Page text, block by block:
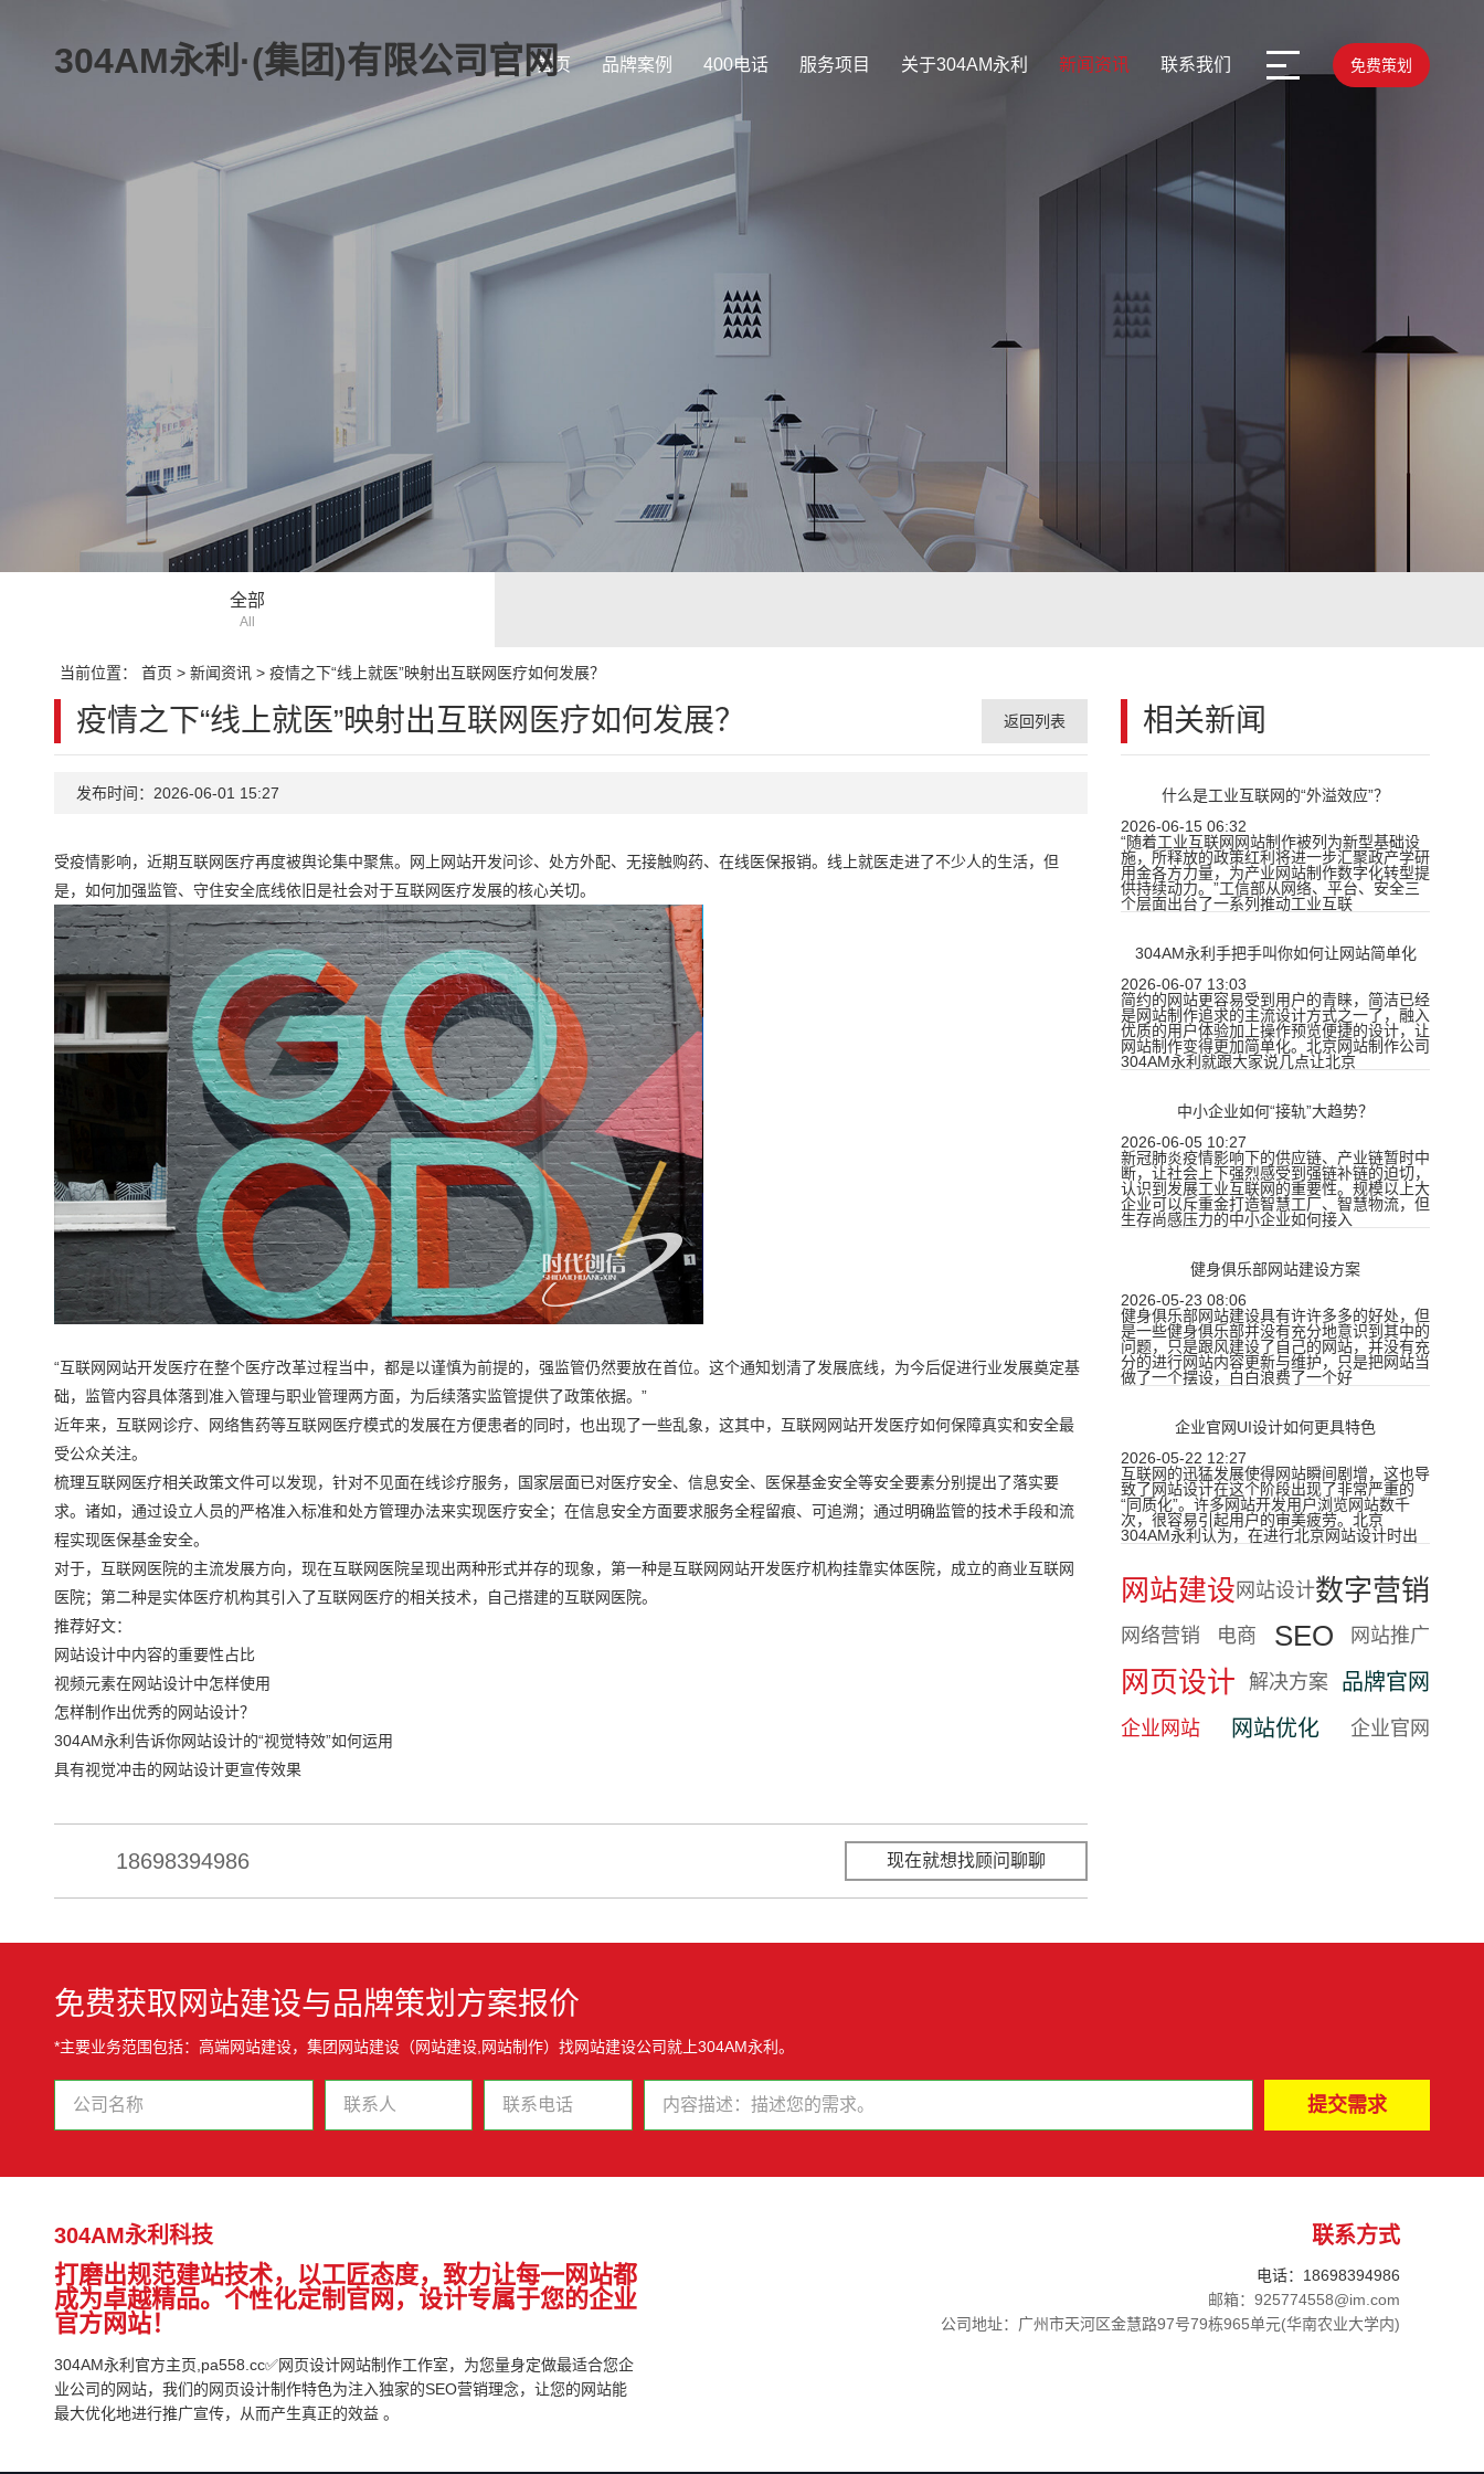
304AM永利·(集团)有限公司官网
首页 品牌案例 400电话 服务项目 关于304AM永利 新闻资讯 联系我们 免费策划
全部
All
当前位置： 首页 > 新闻资讯> 疫情之下“线上就医”映射出互联网医疗如何发展？
相关新闻
什么是工业互联网的“外溢效应”？
2026-06-15 06:32
“随着工业互联网网站制作被列为新型基础设
施，所释放的政策红利将进一步汇聚政产学研
用金各方力量，为产业网站制作数字化转型提
供持续动力。”工信部从网络、平台、安全三
个层面出台了一系列推动工业互联
304AM永利手把手叫你如何让网站简单化
2026-06-07 13:03
简约的网站更容易受到用户的青睐，简洁已经
是网站制作追求的主流设计方式之一了，融入
优质的用户体验加上操作预览便捷的设计，让
网站制作变得更加简单化。北京网站制作公司
304AM永利就跟大家说几点让北京
中小企业如何“接轨”大趋势？
2026-06-05 10:27
新冠肺炎疫情影响下的供应链、产业链暂时中
断，让社会上下强烈感受到强链补链的迫切，
认识到发展工业互联网的重要性。规模以上大
企业可以斥重金打造智慧工厂、智慧物流，但
生存尚感压力的中小企业如何接入
健身俱乐部网站建设方案
2026-05-23 08:06
健身俱乐部网站建设具有许许多多的好处，但
是一些健身俱乐部并没有充分地意识到其中的
问题，只是跟风建设了自己的网站，并没有充
分的进行网站内容更新与维护，只是把网站当
做了一个摆设，白白浪费了一个好
企业官网UI设计如何更具特色
2026-05-22 12:27
互联网的迅猛发展使得网站瞬间剧增，这也导
致了网站设计在这个阶段出现了非常严重的
“同质化”。许多网站开发用户浏览网站数千
次，很容易引起用户的审美疲劳。北京
304AM永利认为，在进行北京网站设计时出
网站建设 网站设计数字营销
网络营销 电商 SEO 网站推广
网页设计 解决方案 品牌官网
企业网站 网站优化 企业官网
疫情之下“线上就医”映射出互联网医疗如何发展？ 返回列表
发布时间：2026-06-01 15:27
受疫情影响，近期互联网医疗再度被舆论集中聚焦。网上网站开发问诊、处方外配、无接触购药、在线医保报销。线上就医走进了不少人的生活，但
是，如何加强监管、守住安全底线依旧是社会对于互联网医疗发展的核心关切。
“互联网网站开发医疗在整个医疗改革过程当中，都是以谨慎为前提的，强监管仍然要放在首位。这个通知划清了发展底线，为今后促进行业发展奠定基
础，监管内容具体落到准入管理与职业管理两方面，为后续落实监管提供了政策依据。”
近年来，互联网诊疗、网络售药等互联网医疗模式的发展在方便患者的同时，也出现了一些乱象，这其中，互联网网站开发医疗如何保障真实和安全最
受公众关注。
梳理互联网医疗相关政策文件可以发现，针对不见面在线诊疗服务，国家层面已对医疗安全、信息安全、医保基金安全等安全要素分别提出了落实要
求。诸如，通过设立人员的严格准入标准和处方管理办法来实现医疗安全；在信息安全方面要求服务全程留痕、可追溯；通过明确监管的技术手段和流
程实现医保基金安全。
对于，互联网医院的主流发展方向，现在互联网医院呈现出两种形式并存的现象，第一种是互联网网站开发医疗机构挂靠实体医院，成立的商业互联网
医院；第二种是实体医疗机构其引入了互联网医疗的相关技术，自己搭建的互联网医院。
推荐好文：
网站设计中内容的重要性占比
视频元素在网站设计中怎样使用
怎样制作出优秀的网站设计？
304AM永利告诉你网站设计的“视觉特效”如何运用
具有视觉冲击的网站设计更宣传效果
18698394986 现在就想找顾问聊聊
免费获取网站建设与品牌策划方案报价
*主要业务范围包括：高端网站建设，集团网站建设（网站建设,网站制作）找网站建设公司就上304AM永利。
304AM永利科技
打磨出规范建站技术，以工匠态度，致力让每一网站都
成为卓越精品。个性化定制官网，设计专属于您的企业
官方网站！
304AM永利官方主页,pa558.cc✅网页设计网站制作工作室，为您量身定做最适合您企
业公司的网站，我们的网页设计制作特色为注入独家的SEO营销理念，让您的网站能
最大优化地进行推广宣传，从而产生真正的效益 。
联系方式
电话：18698394986
邮箱：925774558@im.com
公司地址：广州市天河区金慧路97号79栋965单元(华南农业大学内)